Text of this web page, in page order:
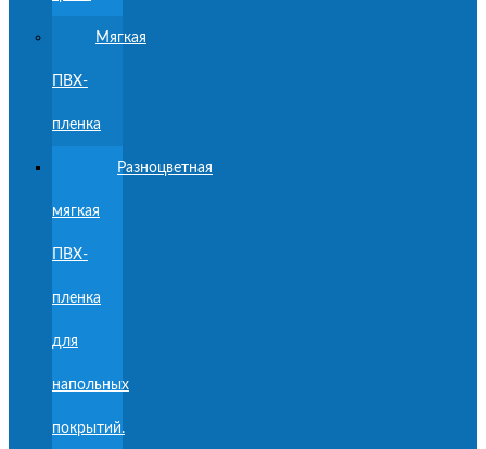
Мягкая
ПВХ-
пленка
Разноцветная
мягкая
ПВХ-
пленка
для
напольных
покрытий.